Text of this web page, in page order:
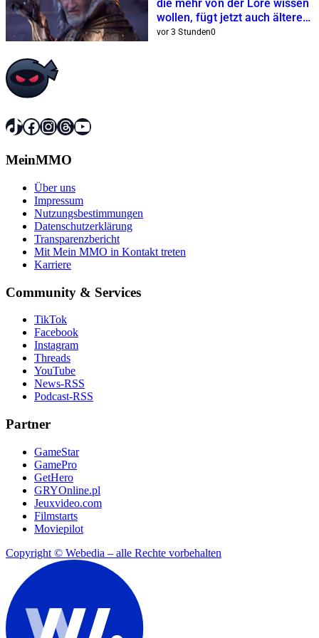
die mehr von der Lore wissen
wollen, fügt jetzt auch ältere
Erweiterungen hinzu
vor 3 Stunden0
TikTok
Facebook
Instagram
Threads
YouTube
MeinMMO
Über uns
Impressum
Nutzungsbestimmungen
Datenschutzerklärung
Transparenzbericht
Mit Mein MMO in Kontakt treten
Karriere
Community & Services
TikTok
Facebook
Instagram
Threads
YouTube
News-RSS
Podcast-RSS
Partner
GameStar
GamePro
GetHero
GRYOnline.pl
Jeuxvideo.com
Filmstarts
Moviepilot
Copyright © Webedia – alle Rechte vorbehalten